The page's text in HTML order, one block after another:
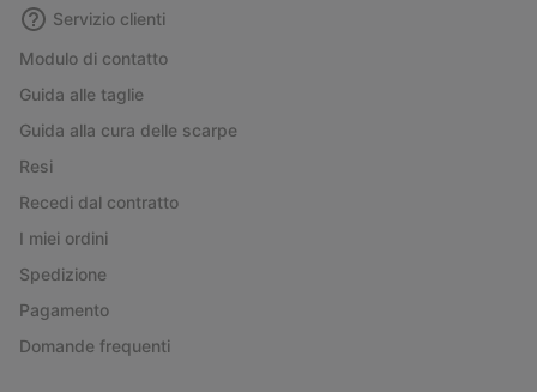
Servizio clienti
Modulo di contatto
Guida alle taglie
Guida alla cura delle scarpe
Resi
Recedi dal contratto
I miei ordini
Spedizione
Pagamento
Domande frequenti